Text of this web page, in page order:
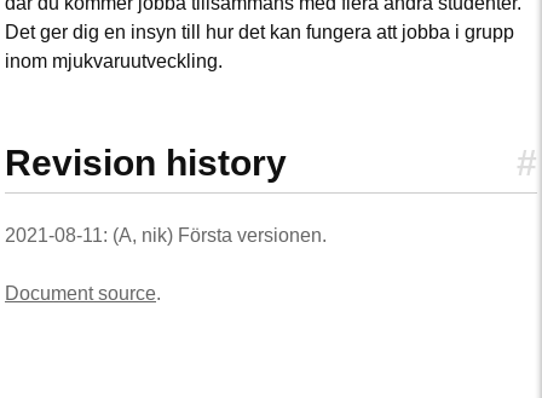
Det ger dig en insyn till hur det kan fungera att jobba i grupp
inom mjukvaruutveckling.
#
Revision history
2021-08-11: (A, nik) Första versionen.
Document source.